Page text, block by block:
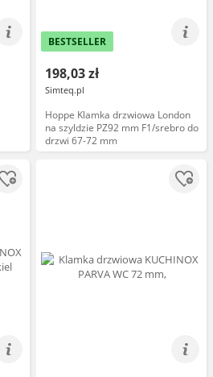
BESTSELLER
198,03 zł
Simteq.pl
Hoppe Klamka drzwiowa London
na szyldzie PZ92 mm F1/srebro do
drzwi 67-72 mm